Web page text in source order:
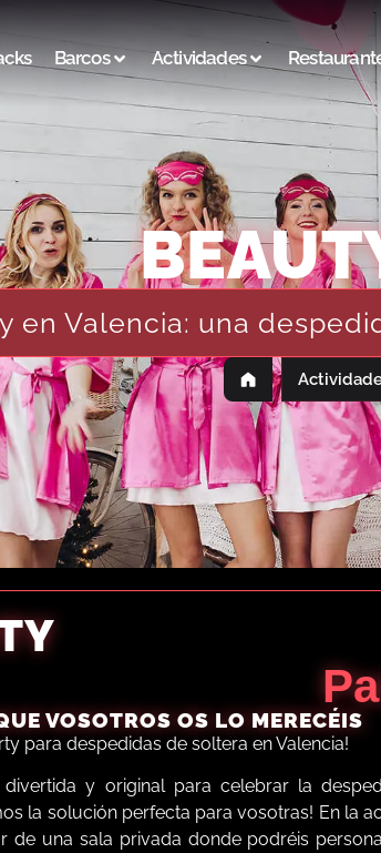
Barcos Actividades
en Valencia: una
›
VOSOTROS OS LO MERECÉIS
para despedidas de soltera en Valencia!
y original para celebrar la
la solución perfecta para vosotras! En la
de una sala privada donde podréis